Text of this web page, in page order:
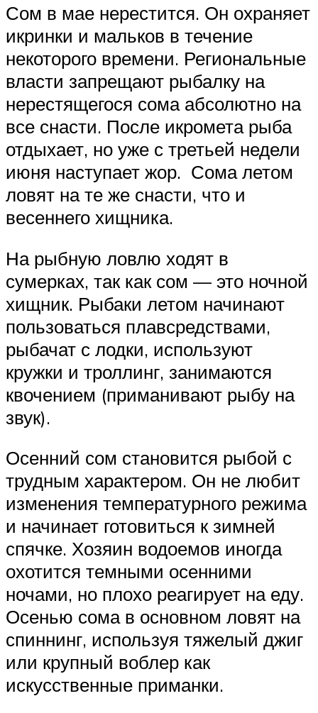
Сом в мае нерестится. Он охраняет
икринки и мальков в течение
некоторого времени. Региональные
власти запрещают рыбалку на
нерестящегося сома абсолютно на
все снасти. После икромета рыба
отдыхает, но уже с третьей недели
июня наступает жор. Сома летом
ловят на те же снасти, что и
весеннего хищника.
На рыбную ловлю ходят в
сумерках, так как сом — это ночной
хищник. Рыбаки летом начинают
пользоваться плавсредствами,
рыбачат с лодки, используют
кружки и троллинг, занимаются
квочением (приманивают рыбу на
звук).
Осенний сом становится рыбой с
трудным характером. Он не любит
изменения температурного режима
и начинает готовиться к зимней
спячке. Хозяин водоемов иногда
охотится темными осенними
ночами, но плохо реагирует на еду.
Осенью сома в основном ловят на
спиннинг, используя тяжелый джиг
или крупный воблер как
искусственные приманки.